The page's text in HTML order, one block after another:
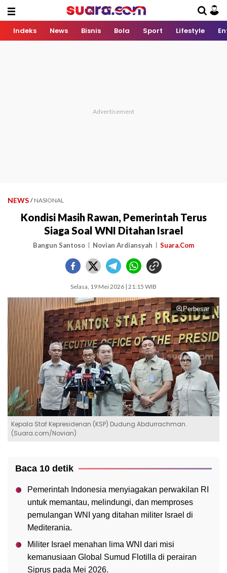
Indeks News Bisnis Bola Sport Lifestyle
NEWS / NASIONAL
Kondisi Masih Rawan, Pemerintah Terus
Siaga Soal WNI Ditahan Israel
Bangun Santoso Novian Ardiansyah Suara.Com
Selasa, 19 Mei 2026 | 21:15 WIB
Perbesar
Kepala Staf Kepresidenan (KSP) Dudung Abdurrachman.
(Suara.com/Novian)
Baca 10 detik
Pemerintah Indonesia menyiagakan perwakilan RI
untuk memantau, melindungi, dan memproses
pemulangan WNI yang ditahan militer Israel di
Mediterania.
Militer Israel menahan lima WNI dari misi
kemanusiaan Global Sumud Flotilla di perairan
Siprus pada Mei 2026.